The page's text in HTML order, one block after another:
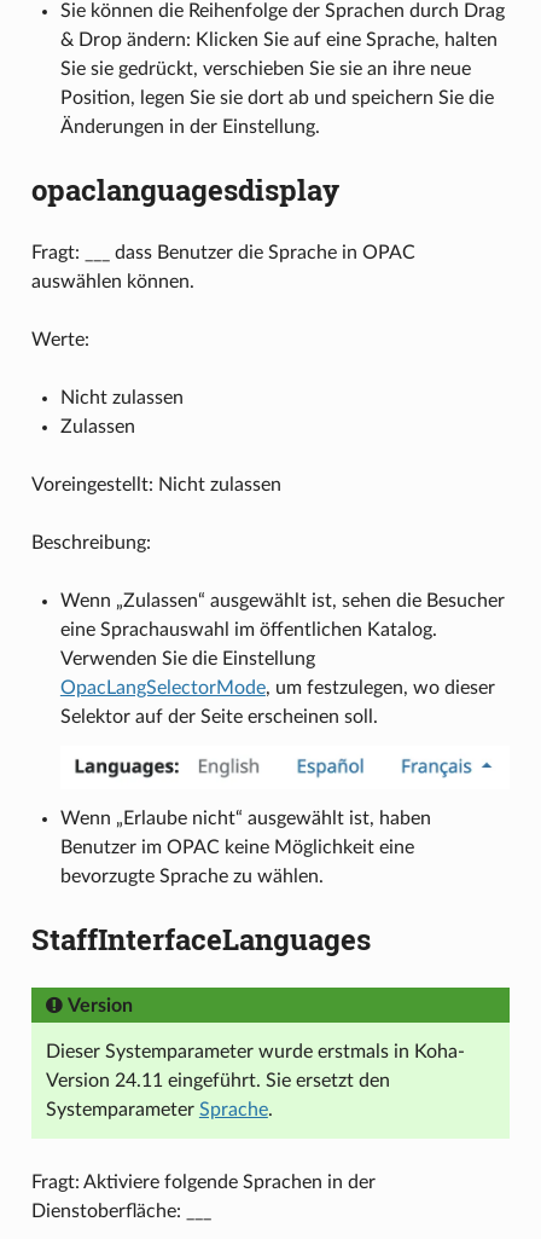
Sie können die Reihenfolge der Sprachen durch Drag
& Drop ändern: Klicken Sie auf eine Sprache, halten
Sie sie gedrückt, verschieben Sie sie an ihre neue
Position, legen Sie sie dort ab und speichern Sie die
Änderungen in der Einstellung.
opaclanguagesdisplay
Fragt: ___ dass Benutzer die Sprache in OPAC
auswählen können.
Werte:
Nicht zulassen
Zulassen
Voreingestellt: Nicht zulassen
Beschreibung:
Wenn „Zulassen“ ausgewählt ist, sehen die Besucher
eine Sprachauswahl im öffentlichen Katalog.
Verwenden Sie die Einstellung
OpacLangSelectorMode, um festzulegen, wo dieser
Selektor auf der Seite erscheinen soll.
Wenn „Erlaube nicht“ ausgewählt ist, haben
Benutzer im OPAC keine Möglichkeit eine
bevorzugte Sprache zu wählen.
StaffInterfaceLanguages
Version
Dieser Systemparameter wurde erstmals in Koha-
Version 24.11 eingeführt. Sie ersetzt den
Systemparameter Sprache.
Fragt: Aktiviere folgende Sprachen in der
Dienstoberfläche: ___